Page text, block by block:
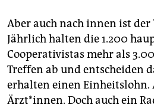
Aber auch nach innen ist der
Jährlich halten die 1.200
Cooperativistas mehr als
Treffen ab und entscheiden
erhalten einen Einheitslohn.
Ärzt*innen. Doch auch ein